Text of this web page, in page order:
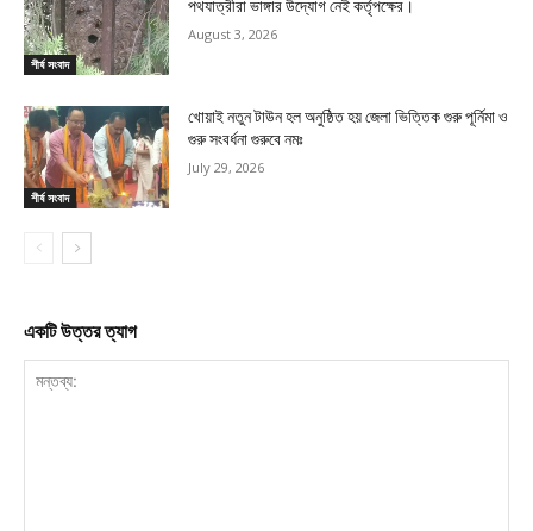
শীর্ষ সংবাদ
পথযাত্রীরা ভাঙ্গার উদ্যোগ নেই কর্তৃপক্ষের।
August 3, 2026
শীর্ষ সংবাদ
খোয়াই নতুন টাউন হল অনুষ্ঠিত হয় জেলা ভিত্তিক গুরু পূর্নিমা ও
গুরু সংবর্ধনা গুরুবে নমঃ
July 29, 2026
একটি উত্তর ত্যাগ